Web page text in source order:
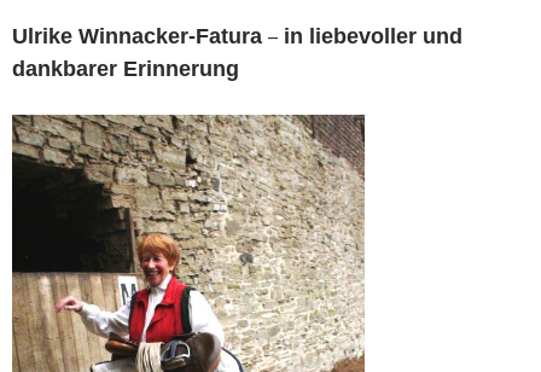
Ulrike Winnacker-Fatura – in liebevoller und
dankbarer Erinnerung